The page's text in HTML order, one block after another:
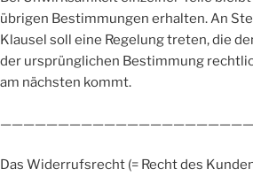
übrigen Bestimmungen erhalten. An
Klausel soll eine Regelung treten, die
der ursprünglichen Bestimmung
am nächsten kommt.
Das Widerrufsrecht (= Recht des